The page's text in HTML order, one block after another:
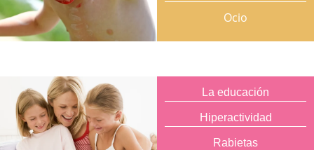
Ocio
La educación
Hiperactividad
Rabietas